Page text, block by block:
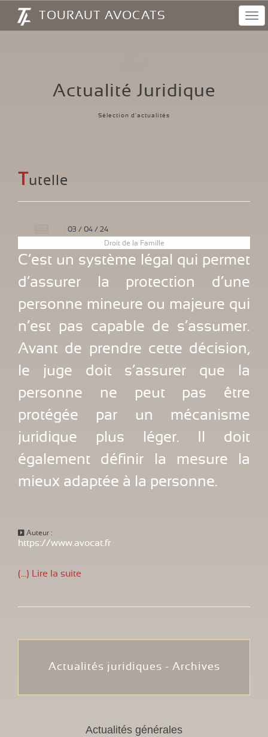
TOURAUT AVOCATS
Actualité Juridique
Sélection d'actualités
utelle
03 / 04 / 24
Droit de la Famille
C’est un système légal qui permet
d’assurer la protection d’une
personne mineure ou majeure qui
n’est pas capable de s’assumer.
Avant de prendre cette décision,
le juge doit s’assurer que la
personne ne peut pas être
protégée par un mécanisme
juridique plus léger. Il doit
également définir la mesure la
mieux adaptée à la personne.
Auteur :
https://www.avocat.fr
(...) Lire la suite
Actualités juridiques - Archives
Actualités générales